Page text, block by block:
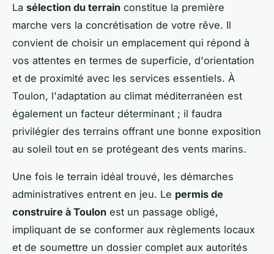
La sélection du terrain constitue la première
marche vers la concrétisation de votre rêve. Il
convient de choisir un emplacement qui répond à
vos attentes en termes de superficie, d'orientation
et de proximité avec les services essentiels. À
Toulon, l'adaptation au climat méditerranéen est
également un facteur déterminant ; il faudra
privilégier des terrains offrant une bonne exposition
au soleil tout en se protégeant des vents marins.
Une fois le terrain idéal trouvé, les démarches
administratives entrent en jeu. Le permis de
construire à Toulon est un passage obligé,
impliquant de se conformer aux règlements locaux
et de soumettre un dossier complet aux autorités